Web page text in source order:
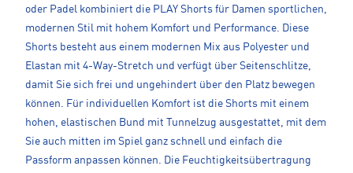
oder Padel kombiniert die PLAY Shorts für Damen sportlichen,
modernen Stil mit hohem Komfort und Performance. Diese
Shorts besteht aus einem modernen Mix aus Polyester und
Elastan mit 4-Way-Stretch und verfügt über Seitenschlitze,
damit Sie sich frei und ungehindert über den Platz bewegen
können. Für individuellen Komfort ist die Shorts mit einem
hohen, elastischen Bund mit Tunnelzug ausgestattet, mit dem
Sie auch mitten im Spiel ganz schnell und einfach die
Passform anpassen können. Die Feuchtigkeitsübertragung